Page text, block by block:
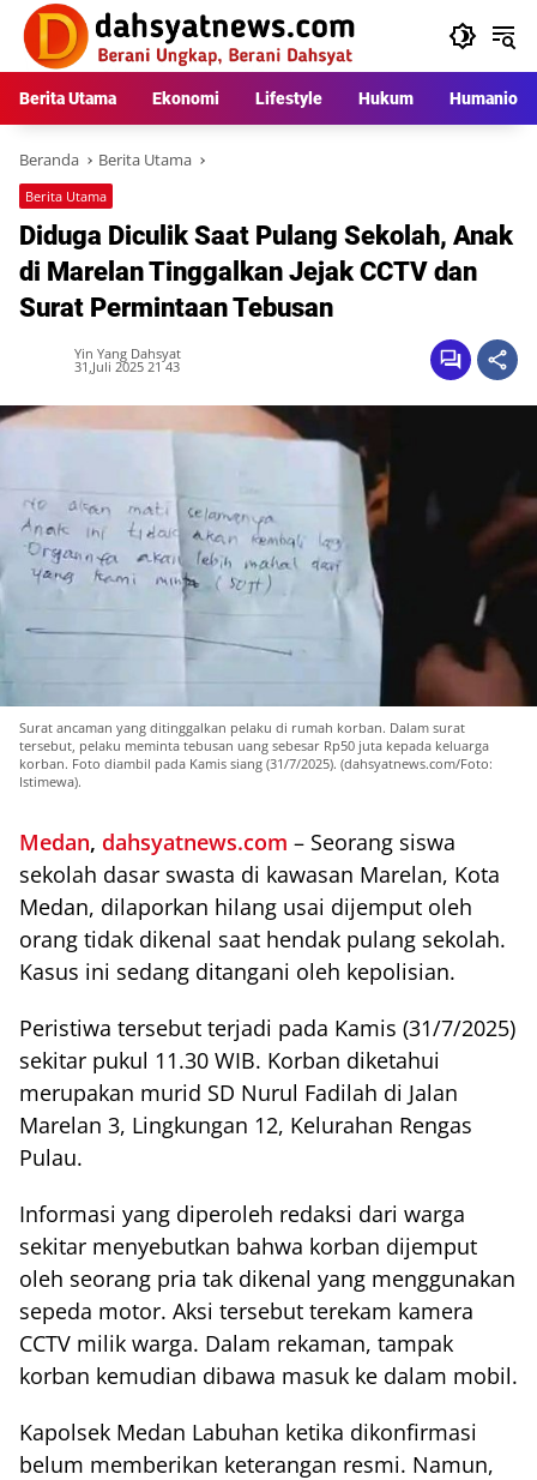
Langsung
konten
Berita Utama Ekonomi Lifestyle Hukum Humaniora
Beranda Berita Utama
Berita Utama
Diduga Diculik Saat Pulang Sekolah, Anak
di Marelan Tinggalkan Jejak CCTV dan
Surat Permintaan Tebusan
Yin Yang Dahsyat
31,Juli 2025 21 43
Surat ancaman yang ditinggalkan pelaku di rumah korban. Dalam surat
tersebut, pelaku meminta tebusan uang sebesar Rp50 juta kepada keluarga
korban. Foto diambil pada Kamis siang (31/7/2025). (dahsyatnews.com/Foto:
Istimewa).
Medan, dahsyatnews.com – Seorang siswa
sekolah dasar swasta di kawasan Marelan, Kota
Medan, dilaporkan hilang usai dijemput oleh
orang tidak dikenal saat hendak pulang sekolah.
Kasus ini sedang ditangani oleh kepolisian.
Peristiwa tersebut terjadi pada Kamis (31/7/2025)
sekitar pukul 11.30 WIB. Korban diketahui
merupakan murid SD Nurul Fadilah di Jalan
Marelan 3, Lingkungan 12, Kelurahan Rengas
Pulau.
Informasi yang diperoleh redaksi dari warga
sekitar menyebutkan bahwa korban dijemput
oleh seorang pria tak dikenal yang menggunakan
sepeda motor. Aksi tersebut terekam kamera
CCTV milik warga. Dalam rekaman, tampak
korban kemudian dibawa masuk ke dalam mobil.
Kapolsek Medan Labuhan ketika dikonfirmasi
belum memberikan keterangan resmi. Namun,